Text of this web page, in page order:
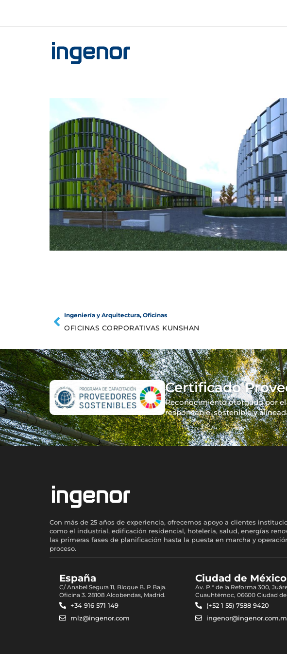
Ingeniería y Arquitectura, Oficinas
OFICINAS CORPORATIVAS KUNSHAN
Certificado
Reconocimiento otorgado por
responsable, sostenible y
Con más de 25 años de experiencia, ofrecemos apoyo a clientes
como el industrial, edificación residencial, hotelería, salud, energías
las primeras fases de planificación hasta la puesta en marcha y
proceso.
España
C/ Anabel Segura 11, Bloque B. P Baja.
Oficina 3. 28108 Alcobendas, Madrid.
+34 916 571 149
mlz@ingenor.com
Ciudad de México
Av. P.º de la Reforma 300,
Cuauhtémoc, 06600 Ciudad
(+52 1 55) 7588 9420